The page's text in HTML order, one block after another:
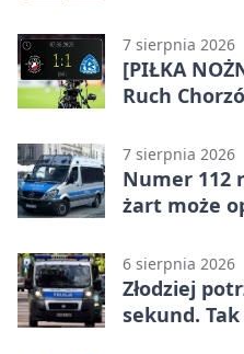
7 sierpnia 2026
[PIŁKA
Ruch
7 sierpnia 2026
Numer 112
żart może
6 sierpnia 2026
Złodziej
sekund.